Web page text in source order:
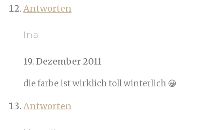
Antworten
Ina
19. Dezember 2011
die farbe ist wirklich toll winterlich 😀
Antworten